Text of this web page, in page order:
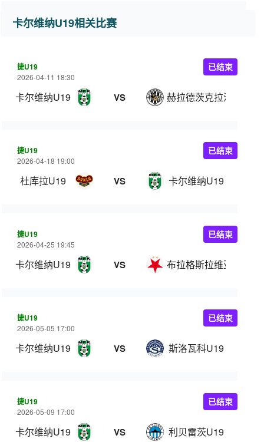
卡尔维纳U19相关比赛
捷U19
2026-04-11 18:30
卡尔维纳U19 VS 赫拉德茨克拉洛韦U19
已结束
捷U19
2026-04-18 19:00
杜库拉U19 VS 卡尔维纳U19
已结束
捷U19
2026-04-25 19:45
卡尔维纳U19 VS 布拉格斯拉维亚U19
已结束
捷U19
2026-05-05 17:00
卡尔维纳U19 VS 斯洛瓦科U19
已结束
捷U19
2026-05-09 17:00
卡尔维纳U19 VS 利贝雷茨U19
已结束